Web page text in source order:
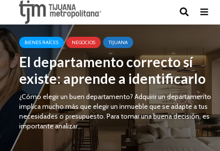
BIENES RAÍCES NEGOCIOS TIJUANA
El departamento correcto sí
existe: aprende a identificarlo
¿Cómo elegir un buen departamento? Adquirir un departamento
implica mucho más que elegir un inmueble que se adapte a tus
necesidades o presupuesto. Para tomar una buena decisión, es
importante analizar...